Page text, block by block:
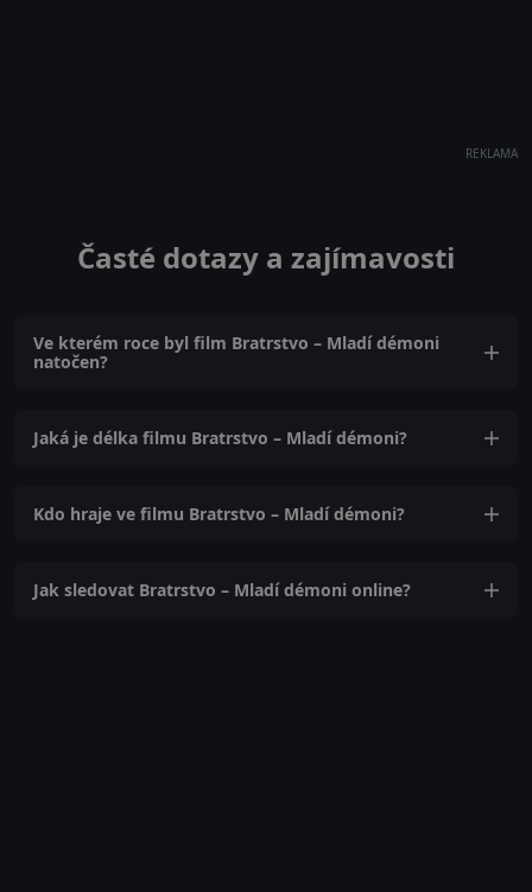
REKLAMA
Časté dotazy a zajímavosti
Ve kterém roce byl film Bratrstvo – Mladí démoni
natočen?
Jaká je délka filmu Bratrstvo – Mladí démoni?
Kdo hraje ve filmu Bratrstvo – Mladí démoni?
Jak sledovat Bratrstvo – Mladí démoni online?